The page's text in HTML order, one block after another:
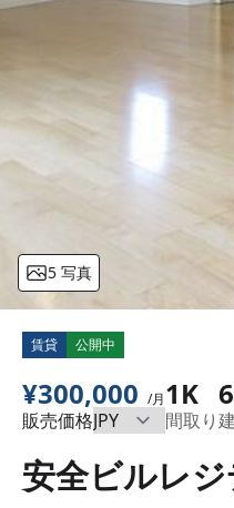
5 写真
賃貸 公開中
¥300,000 /月
販売価格
1K
間取り
安全ビルレ